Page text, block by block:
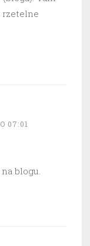
rzetelne
07:01
blogu.